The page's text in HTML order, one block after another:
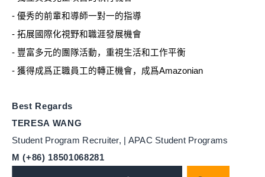
- 優秀的前輩和導師一對一的指導
- 拓展國際化視野和職涯發展機會
- 豐富多元的團隊活動，重視生活和工作平衡
- 獲得成爲正職員工的轉正機會，成爲Amazonian
Best Regards
TERESA WANG
Student Program Recruiter, | APAC Student Programs
M (+86) 18501068281